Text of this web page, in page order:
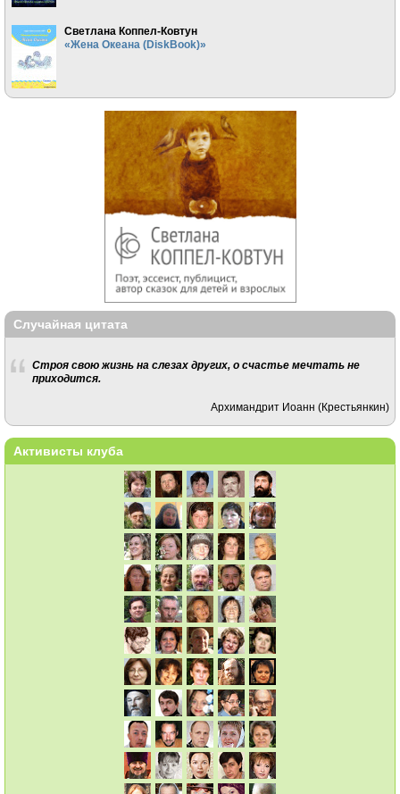
Светлана Коппел-Ковтун
«Жена Океана (DiskBook)»
Случайная цитата
Строя свою жизнь на слезах других, о счастье мечтать не
приходится.
Архимандрит Иоанн (Крестьянкин)
Активисты клуба